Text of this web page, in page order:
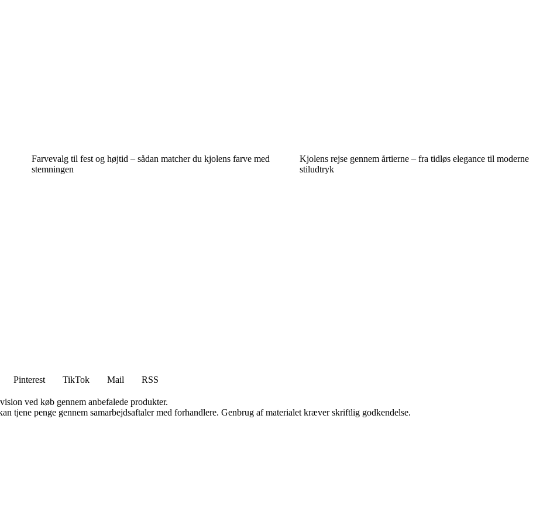
Farvevalg til fest og højtid – sådan matcher du kjolens farve med
stemningen
Kjolens rejse gennem årtierne – fra tidløs elegance til moderne
stiludtryk
Pinterest TikTok Mail
RSS
ved køb gennem anbefalede produkter.
tjene penge gennem samarbejdsaftaler med forhandlere. Genbrug af materialet kræver skriftlig godkendelse.